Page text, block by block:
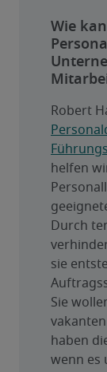
Wie
Robert
helfen
Durch
sie
Sie
haben
wenn es